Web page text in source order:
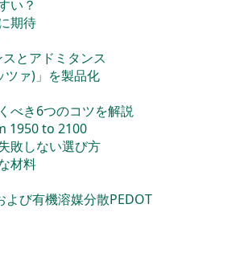
い？
期待
とアドミタンス
ツァ)」を製品化
べき6つのコツを解説
1950 to 2100
敗しない選び方
材料
よび有機溶媒分散PEDOT